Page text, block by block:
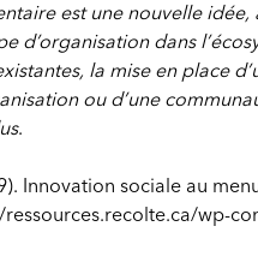
est une nouvelle
d’organisation dans
la mise en place
ou d’une
.
Innovation sociale au
wp-